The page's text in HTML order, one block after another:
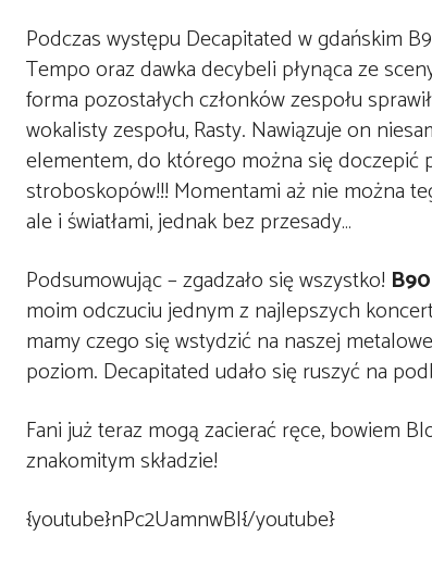
Podczas występu Decapitated w gdańskim
Tempo oraz dawka decybeli płynąca ze
forma pozostałych członków zespołu
wokalisty zespołu, Rasty. Nawiązuje on
elementem, do którego można się doczepić
stroboskopów!!! Momentami aż nie można
ale i światłami, jednak bez przesady…
Podsumowując – zgadzało się wszystko! B90
moim odczuciu jednym z najlepszych
mamy czego się wstydzić na naszej
poziom. Decapitated udało się ruszyć na
Fani już teraz mogą zacierać ręce, bowiem
znakomitym składzie!
{youtube}nPc2UamnwBI{/youtube}